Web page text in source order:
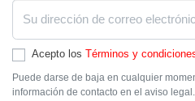
Acepto los Términos y
Puede darse de baja en cualquier
información de contacto en el aviso legal.